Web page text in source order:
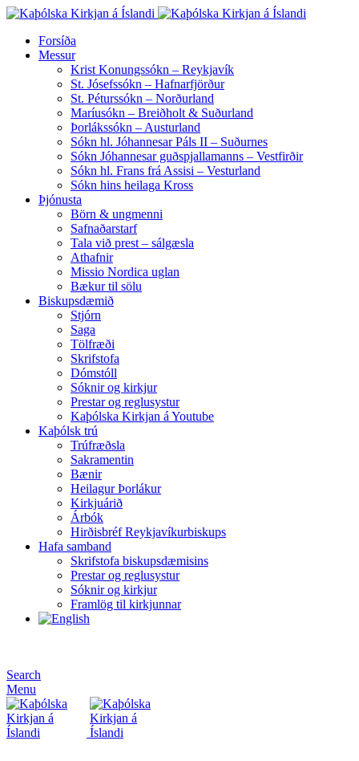
Forsíða
Messur
Krist Konungssókn – Reykjavík
St. Jósefssókn – Hafnarfjörður
St. Péturssókn – Norðurland
Maríusókn – Breiðholt & Suðurland
Þorlákssókn – Austurland
Sókn hl. Jóhannesar Páls II – Suðurnes
Sókn Jóhannesar guðspjallamanns – Vestfirðir
Sókn hl. Frans frá Assisi – Vesturland
Sókn hins heilaga Kross
Þjónusta
Börn & ungmenni
Safnaðarstarf
Tala við prest – sálgæsla
Athafnir
Missio Nordica uglan
Bækur til sölu
Biskupsdæmið
Stjórn
Saga
Tölfræði
Skrifstofa
Dómstóll
Sóknir og kirkjur
Prestar og reglusystur
Kaþólska Kirkjan á Youtube
Kaþólsk trú
Trúfræðsla
Sakramentin
Bænir
Heilagur Þorlákur
Kirkjuárið
Árbók
Hirðisbréf Reykjavíkurbiskups
Hafa samband
Skrifstofa biskupsdæmisins
Prestar og reglusystur
Sóknir og kirkjur
Framlög til kirkjunnar
Search
Menu